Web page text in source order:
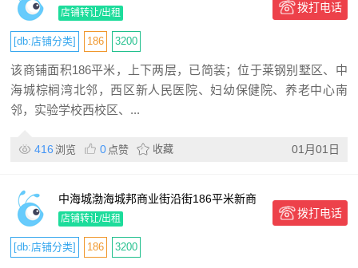
出租
店铺转让/出租 拨打电话
[db:店铺分类] 186 3200
该商铺面积186平米，上下两层，已简装；位于莱钢别墅区、中
海城棕榈湾北邻，西区新人民医院、妇幼保健院、养老中心南
邻，实验学校西校区、...
416 浏览 0 点赞 收藏 01月01日
中海城渤海城邦商业街沿街186平米新商
铺出租
店铺转让/出租 拨打电话
[db:店铺分类] 186 3200